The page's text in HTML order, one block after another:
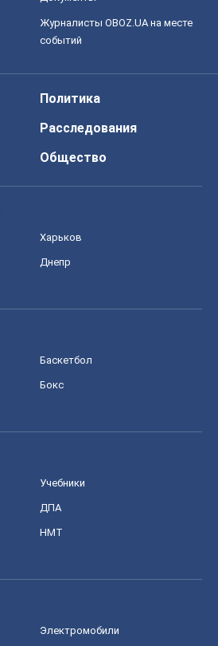
Журналисты OBOZ.UA на месте
событий
Политика
Расследования
Общество
Харьков
Днепр
Баскетбол
Бокс
Учебники
ДПА
НМТ
Электромобили